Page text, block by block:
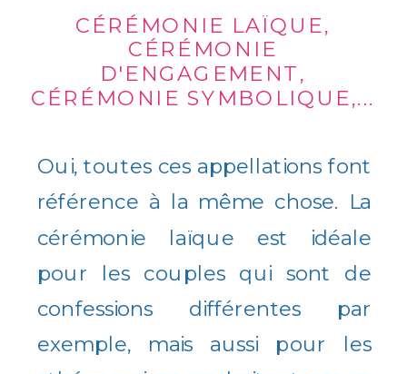
CÉRÉMONIE LAÏQUE,
CÉRÉMONIE
D'ENGAGEMENT,
CÉRÉMONIE SYMBOLIQUE,...
Oui, toutes ces appellations font
référence à la même chose. La
cérémonie laïque est idéale
pour les couples qui sont de
confessions différentes par
exemple, mais aussi pour les